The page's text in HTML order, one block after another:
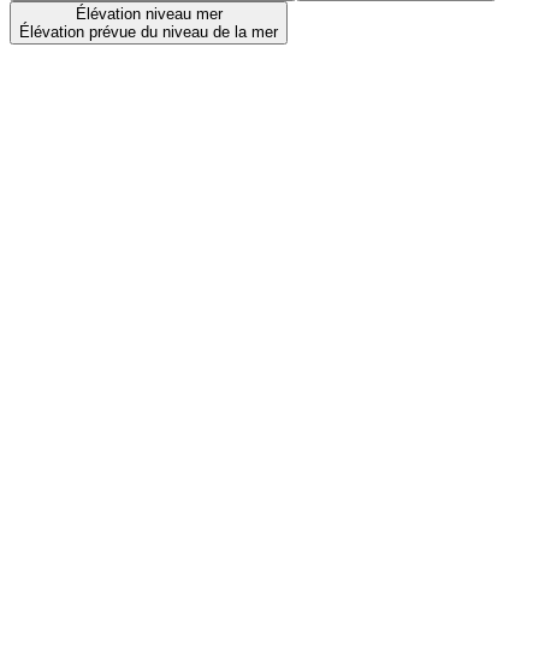
Élévation niveau mer
Élévation prévue du niveau de la mer